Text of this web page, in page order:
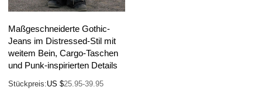
Maßgeschneiderte Gothic-
Jeans im Distressed-Stil mit
weitem Bein, Cargo-Taschen
und Punk-inspirierten Details
Stückpreis:US $25.95-39.95